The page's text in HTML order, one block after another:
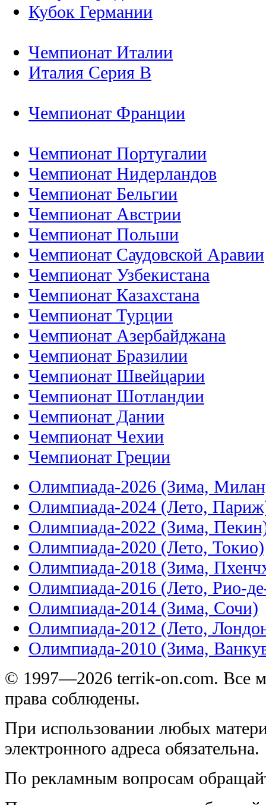
Кубок Германии
Чемпионат Италии
Италия Серия B
Чемпионат Франции
Чемпионат Португалии
Чемпионат Нидерландов
Чемпионат Бельгии
Чемпионат Австрии
Чемпионат Польши
Чемпионат Саудовской Аравии
Чемпионат Узбекистана
Чемпионат Казахстана
Чемпионат Турции
Чемпионат Азербайджана
Чемпионат Бразилии
Чемпионат Швейцарии
Чемпионат Шотландии
Чемпионат Дании
Чемпионат Чехии
Чемпионат Греции
Олимпиада-2026 (Зима,
Олимпиада-2024 (Лето,
Олимпиада-2022 (Зима,
Олимпиада-2020 (Лето, Токио)
Олимпиада-2018 (Зима,
Олимпиада-2016 (Лето, Рио-
Олимпиада-2014 (Зима, Сочи)
Олимпиада-2012 (Лето,
Олимпиада-2010 (Зима,
© 1997—2026 terrik-on.com. Все
права соблюдены.
При использовании любых
электронного адреса обязательна.
По рекламным вопросам